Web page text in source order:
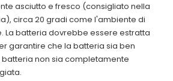
asciutto e fresco (consigliato nella
circa 20 gradi come l'ambiente di
La batteria dovrebbe essere estratta
garantire che la batteria sia ben
non sia completamente